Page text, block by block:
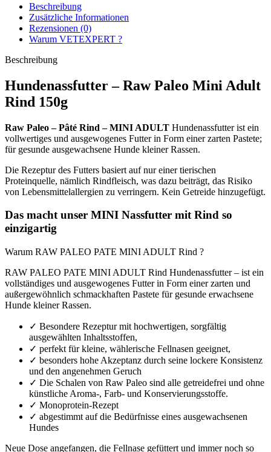
Beschreibung
Zusätzliche Informationen
Rezensionen (0)
Warum VETEXPERT ?
Beschreibung
Hundenassfutter – Raw Paleo Mini Adult
Rind 150g
Raw Paleo – Pâté Rind – MINI ADULT Hundenassfutter ist ein
vollwertiges und ausgewogenes Futter in Form einer zarten Pastete;
für gesunde ausgewachsene Hunde kleiner Rassen.
Die Rezeptur des Futters basiert auf nur einer tierischen
Proteinquelle, nämlich Rindfleisch, was dazu beiträgt, das Risiko
von Lebensmittelallergien zu verringern. Kein Getreide hinzugefügt.
Das macht unser MINI Nassfutter mit Rind so
einzigartig
Warum RAW PALEO PATE MINI ADULT Rind ?
RAW PALEO PATE MINI ADULT Rind Hundenassfutter – ist ein
vollständiges und ausgewogenes Futter in Form einer zarten und
außergewöhnlich schmackhaften Pastete für gesunde erwachsene
Hunde kleiner Rassen.
✓ Besondere Rezeptur mit hochwertigen, sorgfältig
ausgewählten Inhaltsstoffen,
✓ perfekt für kleine, wählerische Fellnasen geeignet,
✓ besonders hohe Akzeptanz durch seine lockere Konsistenz
und den angenehmen Geruch
✓ Die Schalen von Raw Paleo sind alle getreidefrei und ohne
künstliche Aroma-, Farb- und Konservierungsstoffe.
✓ Monoprotein-Rezept
✓ abgestimmt auf die Bedürfnisse eines ausgewachsenen
Hundes
Neue Dose angefangen, die Fellnase gefüttert und immer noch so